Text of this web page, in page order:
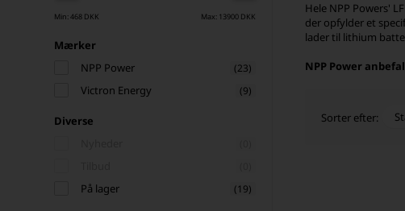
Min: 468 DKK Max: 13900 DKK
Mærker
NPP Power
(23)
Victron Energy (9)
Diverse
På lager (19)
Hele NPP Powers'
der opfylder et
lader til lithium
NPP Power
Sorter efter: